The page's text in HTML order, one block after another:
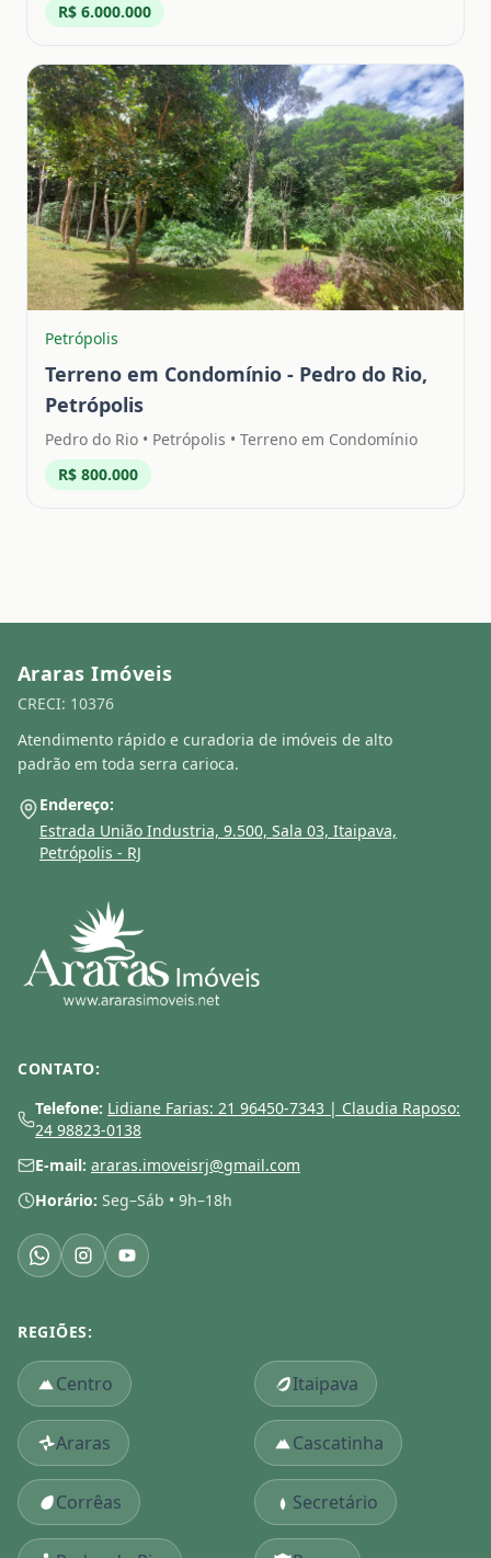
R$ 6.000.000
Petrópolis
Terreno em Condomínio - Pedro do Rio,
Petrópolis
Pedro do Rio • Petrópolis • Terreno em Condomínio
R$ 800.000
Araras Imóveis
CRECI: 10376
Atendimento rápido e curadoria de imóveis de alto
padrão em toda serra carioca.
Endereço:
Estrada União Industria, 9.500, Sala 03, Itaipava,
Petrópolis - RJ
CONTATO:
Telefone: Lidiane Farias: 21 96450-7343 | Claudia Raposo:
24 98823-0138
E-mail: araras.imoveisrj@gmail.com
Horário: Seg–Sáb • 9h–18h
REGIÕES:
Centro Itaipava
Araras Cascatinha
Corrêas Secretário